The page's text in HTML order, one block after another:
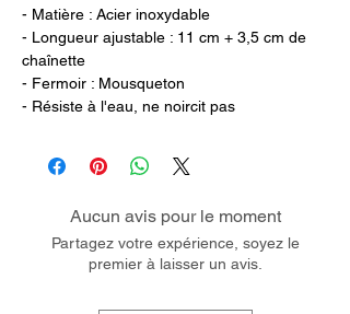
- Matière : Acier inoxydable
- Longueur ajustable : 11 cm + 3,5 cm de
chaînette
- Fermoir : Mousqueton
- Résiste à l'eau, ne noircit pas
Aucun avis pour le moment
Partagez votre expérience, soyez le
premier à laisser un avis.